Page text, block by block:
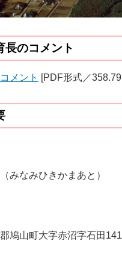
長のコメント
メント [PDF形式／
みなみひきかまあと）
鳩山町大字赤沼字石田